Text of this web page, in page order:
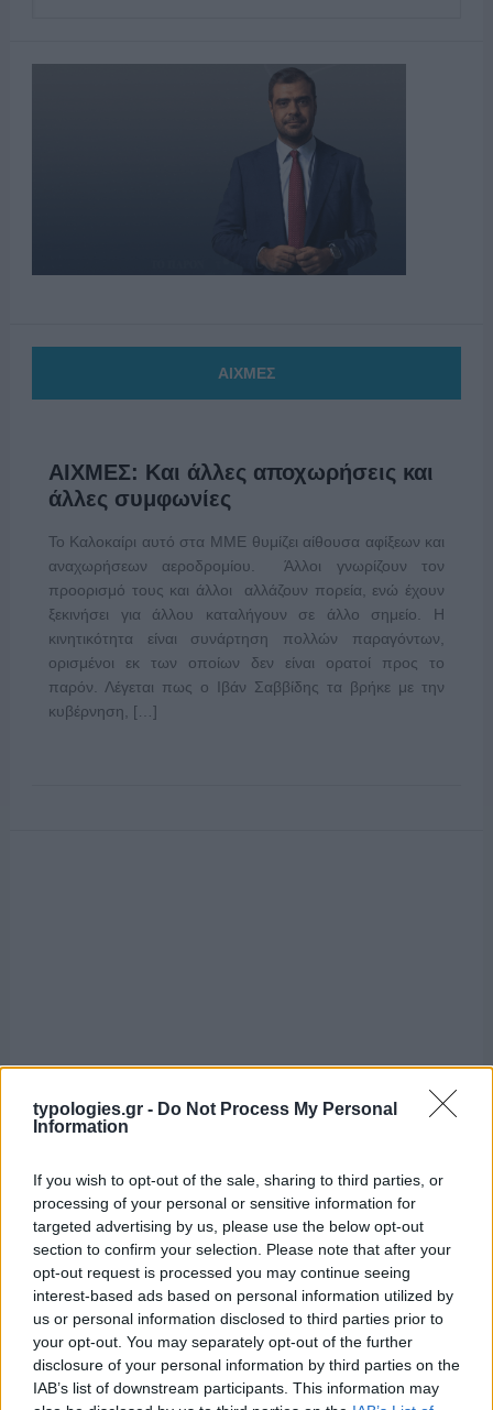
typologies.gr - Do Not Process My Personal
Information
If you wish to opt-out of the sale, sharing to third parties, or
processing of your personal or sensitive information for
targeted advertising by us, please use the below opt-out
section to confirm your selection. Please note that after your
opt-out request is processed you may continue seeing
interest-based ads based on personal information utilized by
us or personal information disclosed to third parties prior to
your opt-out. You may separately opt-out of the further
disclosure of your personal information by third parties on the
IAB’s list of downstream participants. This information may
ΑΙΧΜΕΣ
ΑΙΧΜΕΣ: Και άλλες αποχωρήσεις και
άλλες συμφωνίες
Το Καλοκαίρι αυτό στα ΜΜΕ θυμίζει αίθουσα αφίξεων και
αναχωρήσεων αεροδρομίου. Άλλοι γνωρίζουν τον
προορισμό τους και άλλοι αλλάζουν πορεία, ενώ έχουν
ξεκινήσει για άλλου καταλήγουν σε άλλο σημείο. Η
κινητικότητα είναι συνάρτηση πολλών παραγόντων,
ορισμένοι εκ των οποίων δεν είναι ορατοί προς το
παρόν. Λέγεται πως ο Ιβάν Σαββίδης τα βρήκε με την
κυβέρνηση, […]